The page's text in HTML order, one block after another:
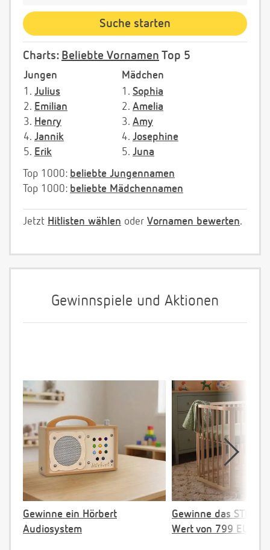
Charts: Beliebte Vornamen Top 5
Jungen
Mädchen
1. Julius
2. Emilian
3. Henry
4. Jannik
5. Erik
1. Sophia
2. Amelia
3. Amy
4. Josephine
5. Juna
Top 1000: beliebte Jungennamen
Top 1000: beliebte Mädchennamen
Jetzt Hitlisten wählen oder Vornamen bewerten.
Gewinnspiele und Aktionen
Gewinne ein Hörbert
Audiosystem
Gewinne das
Wert von 799 EUR